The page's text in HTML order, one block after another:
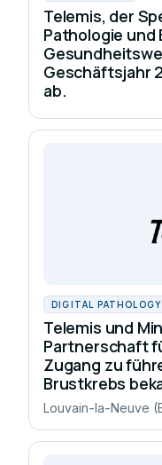
Telemis, der
Pathologie und
Geschäftsjahr
ab.
DIGITAL PATHOLOGY
Telemis und
Partnerschaft
Zugang zu
Brustkrebs
Louvain-la-Neuve